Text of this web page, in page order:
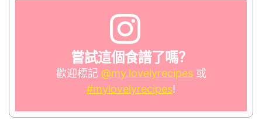
嘗試這個食譜了嗎？
歡迎標記 @my.lovelyrecipes或
#mylovelyrecipes!